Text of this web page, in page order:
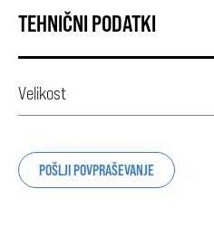
TEHNIČNI PODATKI
Velikost
POŠLJI POVPRAŠEVANJE